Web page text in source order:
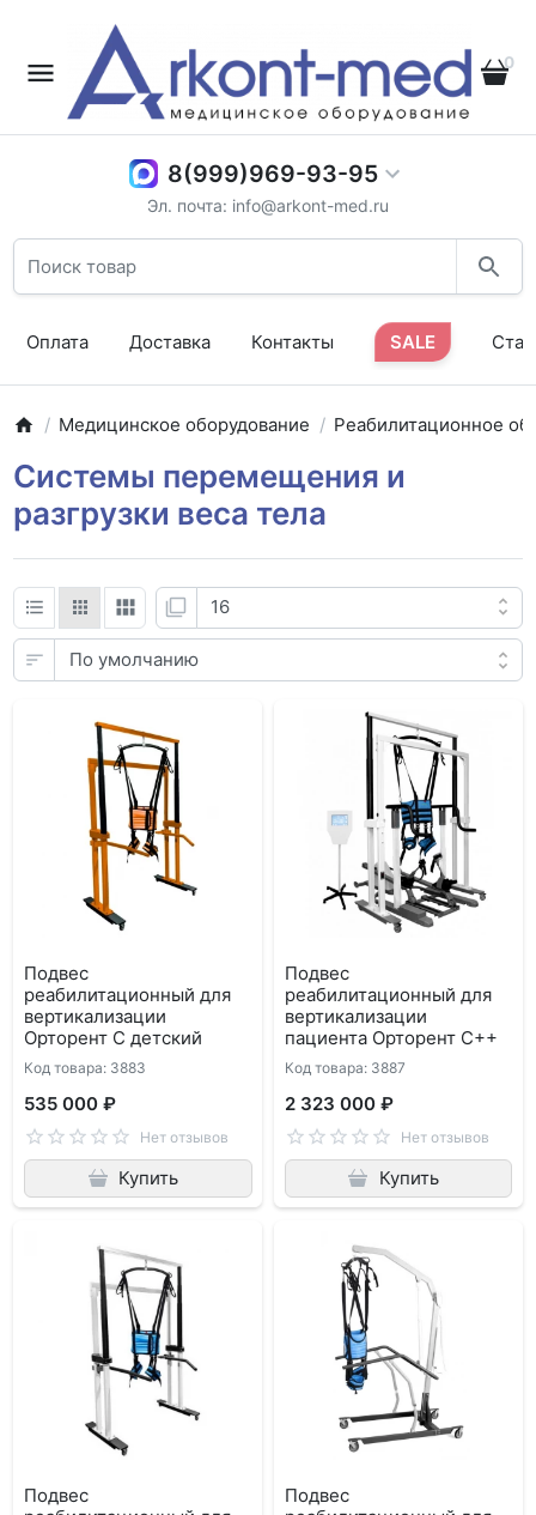
0
8(999)969-93-95
Эл. почта: info@arkont-med.ru
Оплата Доставка Контакты SALE
Медицинское оборудование Реабилитационное
Системы перемещения и
разгрузки веса тела
Подвес
реабилитационный для
вертикализации
Орторент С детский
Код товара: 3883
535 000 ₽
Нет отзывов
Купить
Подвес
реабилитационный для
вертикализации
пациента Орторент C++
Код товара: 3887
2 323 000 ₽
Нет отзывов
Купить
Подвес
Подвес